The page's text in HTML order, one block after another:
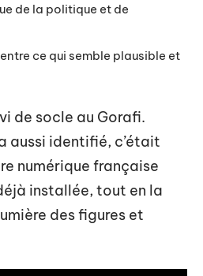
de la politique et de
ce qui semble plausible et
de socle au Gorafi.
aussi identifié, c’était
numérique française
installée, tout en la
des figures et